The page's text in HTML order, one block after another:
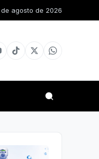
en Venezuela entre
agosto de 2026